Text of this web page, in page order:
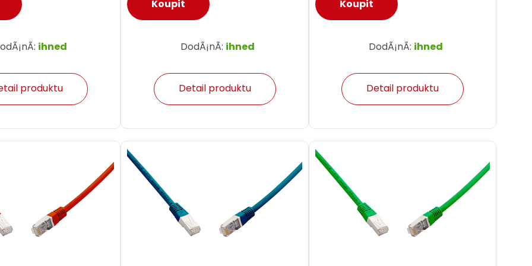
ihned
produktu
DodÃ¡nÃ­: ihned
Detail produktu
DodÃ¡nÃ­: ihned
Detail produktu